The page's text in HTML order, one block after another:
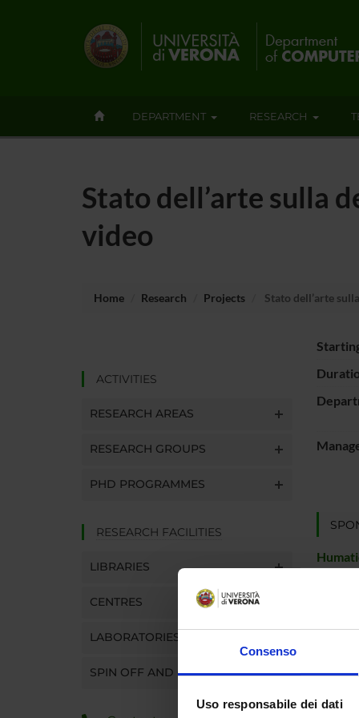
Consenso
Uso responsabile dei dati
DEPARTMENT RESEARCH
Stato dell’arte sulla
video
Home Research Projects Stato dell’arte
ACTIVITIES
RESEARCH AREAS
RESEARCH GROUPS
PHD PROGRAMMES
RESEARCH FACILITIES
LIBRARIES
CENTRES
LABORATORIES
SPIN OFF AND COMPANIES